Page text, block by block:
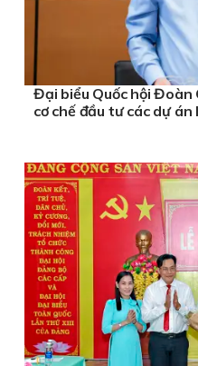
Đại biểu Quốc hội Đoàn
cơ chế đầu tư các dự